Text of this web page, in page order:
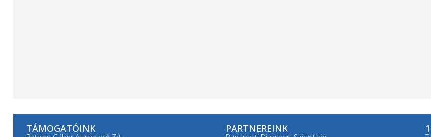
TÁMOGATÓINK PARTNEREINK